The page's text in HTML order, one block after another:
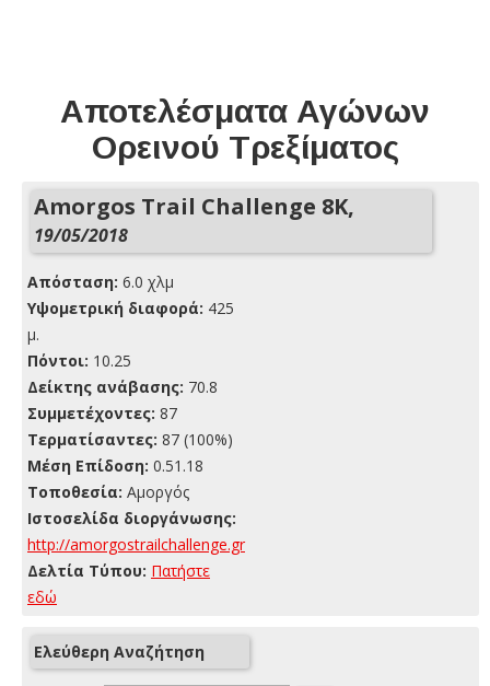
Αποτελέσματα Αγώνων
Ορεινού Τρεξίματος
Amorgos Trail Challenge 8K,
19/05/2018
Απόσταση: 6.0 χλμ
Yψομετρική διαφορά: 425
μ.
Πόντοι: 10.25
Δείκτης ανάβασης: 70.8
Συμμετέχοντες: 87
Τερματίσαντες: 87 (100%)
Μέση Επίδοση: 0.51.18
Τοποθεσία: Αμοργός
Ιστοσελίδα διοργάνωσης:
http://amorgostrailchallenge.gr
Δελτία Τύπου: Πατήστε
εδώ
Ελεύθερη Αναζήτηση